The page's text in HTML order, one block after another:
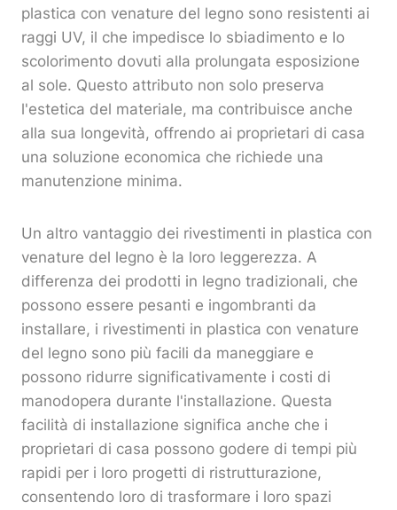
plastica con venature del legno sono resistenti ai
raggi UV, il che impedisce lo sbiadimento e lo
scolorimento dovuti alla prolungata esposizione
al sole. Questo attributo non solo preserva
l'estetica del materiale, ma contribuisce anche
alla sua longevità, offrendo ai proprietari di casa
una soluzione economica che richiede una
manutenzione minima.
Un altro vantaggio dei rivestimenti in plastica con
venature del legno è la loro leggerezza. A
differenza dei prodotti in legno tradizionali, che
possono essere pesanti e ingombranti da
installare, i rivestimenti in plastica con venature
del legno sono più facili da maneggiare e
possono ridurre significativamente i costi di
manodopera durante l'installazione. Questa
facilità di installazione significa anche che i
proprietari di casa possono godere di tempi più
rapidi per i loro progetti di ristrutturazione,
consentendo loro di trasformare i loro spazi